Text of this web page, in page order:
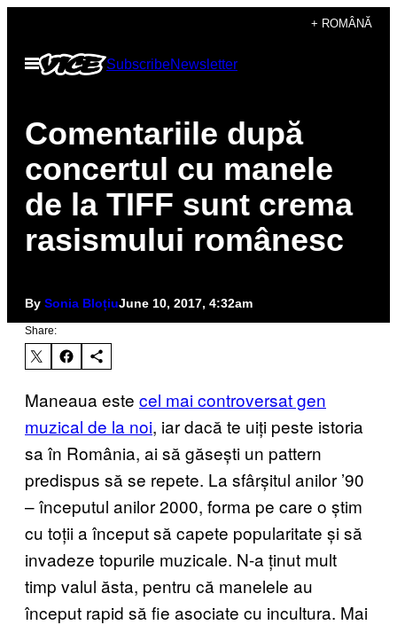
content
+ ROMÂNĂ
Open
Menu
SubscribeNewsletter
Comentariile după
concertul cu manele
de la TIFF sunt crema
rasismului românesc
By Sonia BloțiuJune 10, 2017, 4:32am
Share:
Maneaua este cel mai controversat gen
muzical de la noi, iar dacă te uiți peste istoria
sa în România, ai să găsești un pattern
predispus să se repete. La sfârșitul anilor ’90
– începutul anilor 2000, forma pe care o știm
cu toții a început să capete popularitate și să
invadeze topurile muzicale. N-a ținut mult
timp valul ăsta, pentru că manelele au
început rapid să fie asociate cu incultura. Mai